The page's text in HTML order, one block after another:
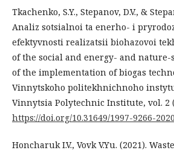
Tkachenko, S.Y., Stepanov, D.V., &
Analiz sotsialnoi ta enerho- i
efektyvnosti realizatsii biohazovoi
of the social and energy- and nature-
of the implementation of biogas
Vinnytskoho politekhnichnoho
Vinnytsia Polytechnic Institute, vol. 2
https://doi.org/10.31649/1997-9266-
Honcharuk I.V., Vovk V.Yu. (2021).